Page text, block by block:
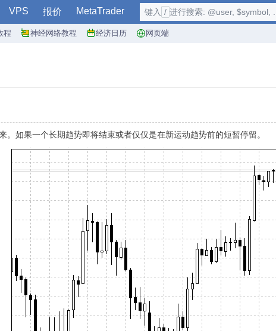
VPS 报价 MetaTrader
程 神经网络教程 经济日历 网页端
键入 / 进行搜索: @user, $symbol, ...
如果一个长期趋势即将结束或者仅仅是在新运动趋势前的短暂停留。